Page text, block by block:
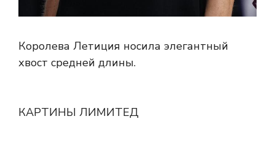
Королева Летиция носила элегантный
хвост средней длины.
КАРТИНЫ ЛИМИТЕД